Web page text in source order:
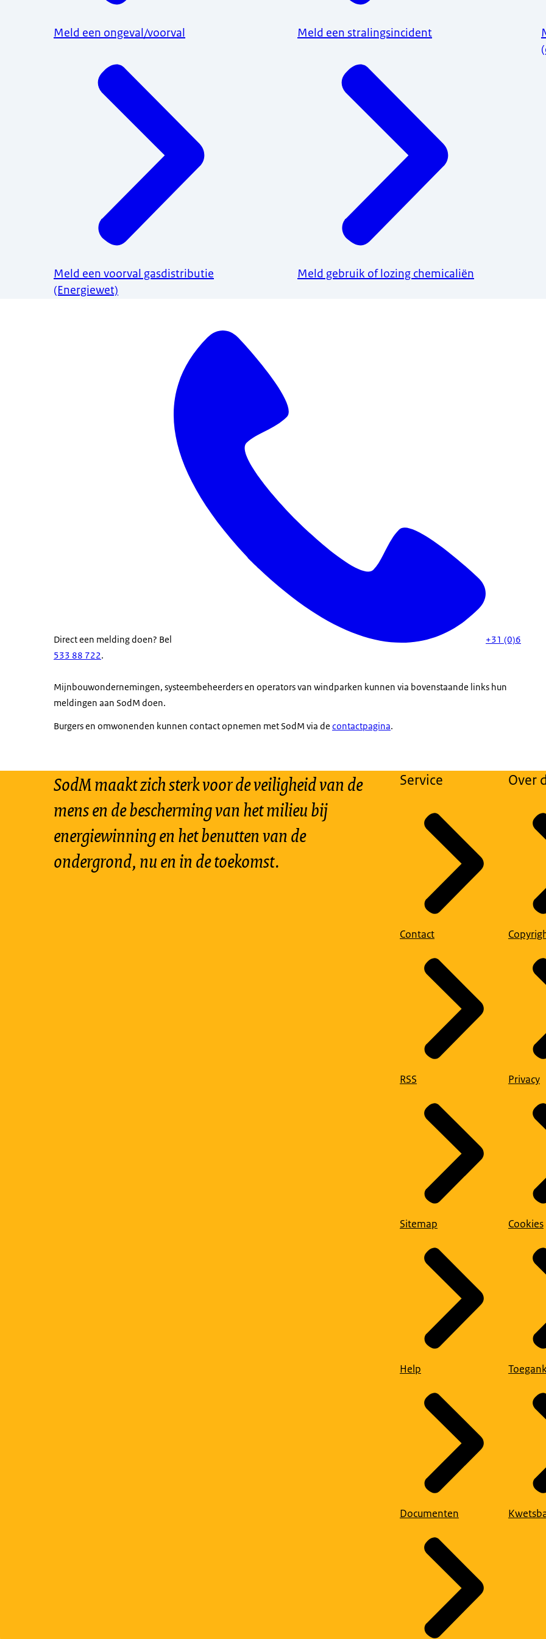
Meld een ongeval/voorval
Meld een voorval gasdistributie
(Energiewet)
Meld een stralingsincident
Meld gebruik of lozing chemicaliën
Direct een melding doen? Bel
+31 (0)6
533 88 722.
Mijnbouwondernemingen, systeembeheerders en operators van windparken kunnen via bovenstaande links hun
meldingen aan SodM doen.
Burgers en omwonenden kunnen contact opnemen met SodM via de contactpagina.
SodM maakt zich sterk voor de veiligheid van de
mens en de bescherming van het milieu bij
energiewinning en het benutten van de
ondergrond, nu en in de toekomst.
Service
Contact
RSS
Sitemap
Help
Documenten
Over
Privacy
Cookies